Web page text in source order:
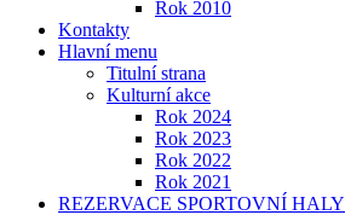
Rok 2010
Kontakty
Hlavní menu
Titulní strana
Kulturní akce
Rok 2024
Rok 2023
Rok 2022
Rok 2021
REZERVACE SPORTOVNÍ HALY